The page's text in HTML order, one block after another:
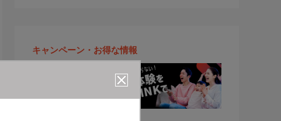
キャンペーン・お得な情報